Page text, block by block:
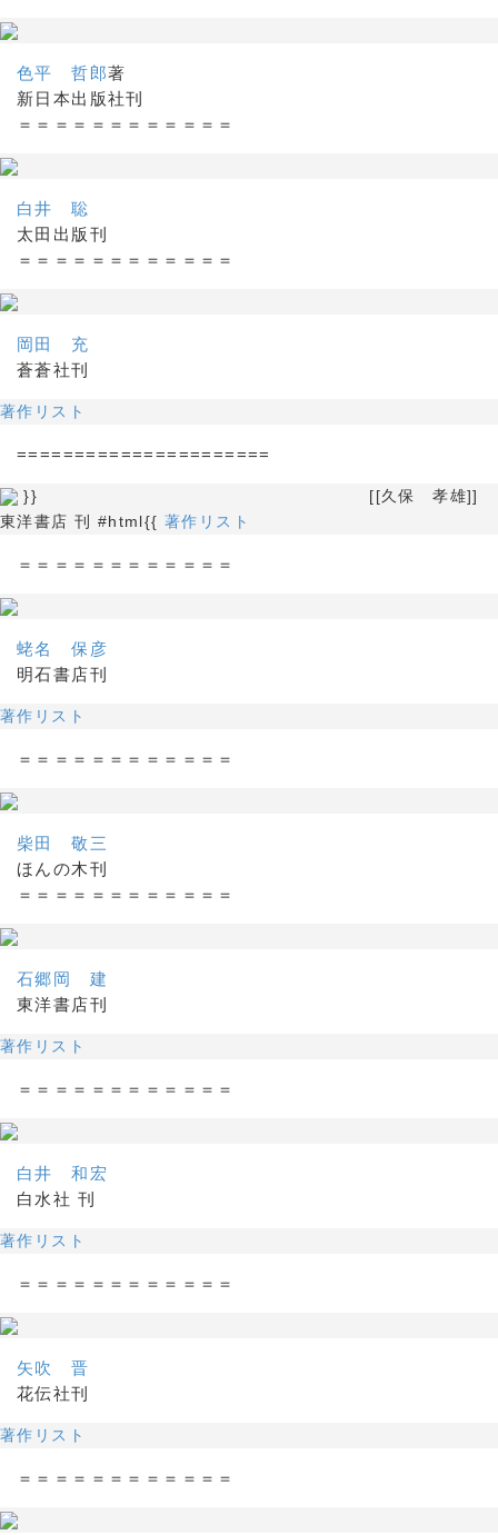
色平 哲郎著
新日本出版社刊
＝＝＝＝＝＝＝＝＝＝＝＝
白井 聡
太田出版刊
＝＝＝＝＝＝＝＝＝＝＝＝
岡田 充
蒼蒼社刊
著作リスト
======================
}} [[久保 孝雄]]
東洋書店 刊 #html{{ 著作リスト
＝＝＝＝＝＝＝＝＝＝＝＝
蛯名 保彦
明石書店刊
著作リスト
＝＝＝＝＝＝＝＝＝＝＝＝
柴田 敬三
ほんの木刊
＝＝＝＝＝＝＝＝＝＝＝＝
石郷岡 建
東洋書店刊
著作リスト
＝＝＝＝＝＝＝＝＝＝＝＝
白井 和宏
白水社 刊
著作リスト
＝＝＝＝＝＝＝＝＝＝＝＝
矢吹 晋
花伝社刊
著作リスト
＝＝＝＝＝＝＝＝＝＝＝＝